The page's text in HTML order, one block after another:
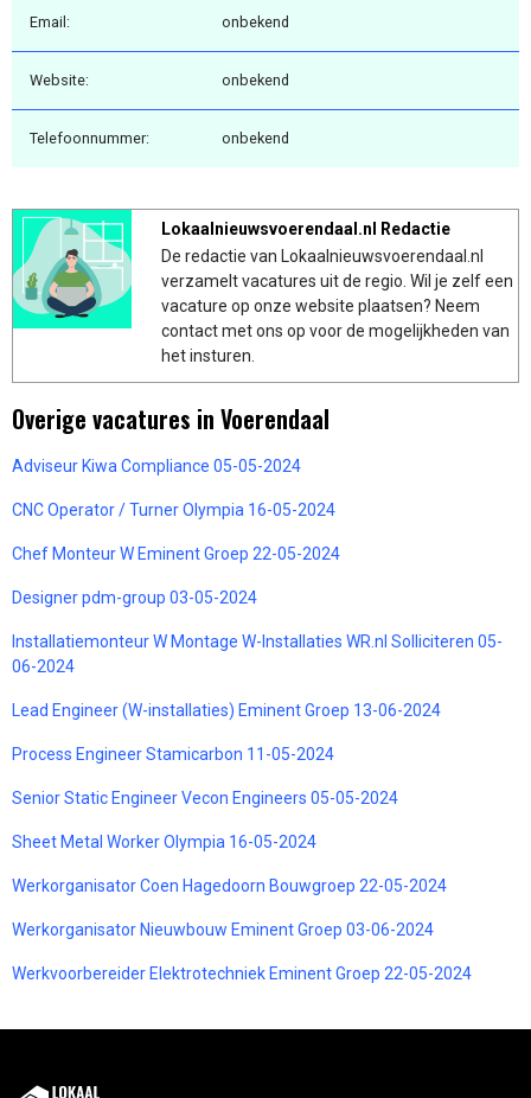
Email: onbekend
Website: onbekend
Telefoonnummer: onbekend
Lokaalnieuwsvoerendaal.nl Redactie
De redactie van Lokaalnieuwsvoerendaal.nl
verzamelt vacatures uit de regio. Wil je zelf een
vacature op onze website plaatsen? Neem
contact met ons op voor de mogelijkheden van
het insturen.
Overige vacatures in Voerendaal
Adviseur Kiwa Compliance 05-05-2024
CNC Operator / Turner Olympia 16-05-2024
Chef Monteur W Eminent Groep 22-05-2024
Designer pdm-group 03-05-2024
Installatiemonteur W Montage W-Installaties WR.nl Solliciteren 05-
06-2024
Lead Engineer (W-installaties) Eminent Groep 13-06-2024
Process Engineer Stamicarbon 11-05-2024
Senior Static Engineer Vecon Engineers 05-05-2024
Sheet Metal Worker Olympia 16-05-2024
Werkorganisator Coen Hagedoorn Bouwgroep 22-05-2024
Werkorganisator Nieuwbouw Eminent Groep 03-06-2024
Werkvoorbereider Elektrotechniek Eminent Groep 22-05-2024